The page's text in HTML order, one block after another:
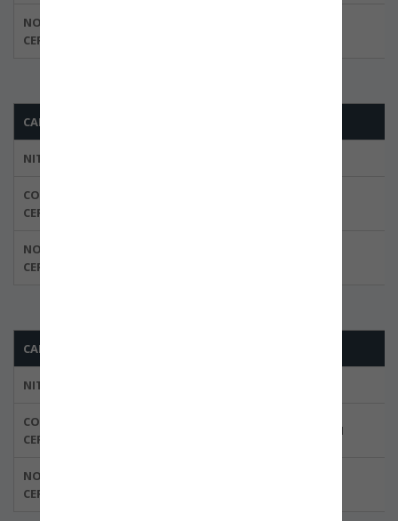
NORMA
CERTIFICADA
CARGOLOG INTERNACIONAL LTDA.
NIT
CODIGO DEL
CERTIFICADO
NORMA
CERTIFICADA
CARGOLOG INTERNACIONAL LTDA.
NIT
CODIGO DEL
CERTIFICADO
BBOG28001-0001-01
NORMA
CERTIFICADA